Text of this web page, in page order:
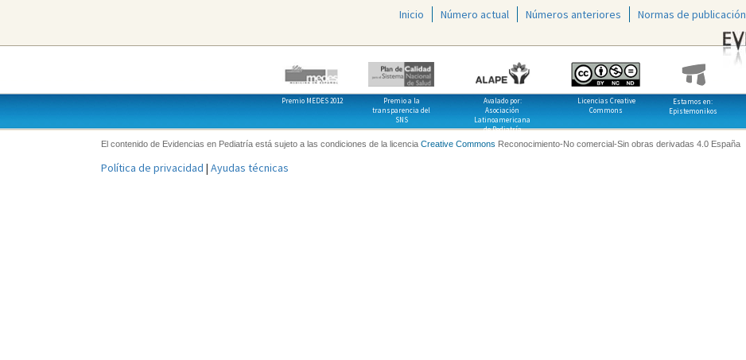
Inicio Número actual Números anteriores Normas de publicación
Premio MEDES 2012
Premio a la
transparencia del
SNS
Avalado por:
Asociación
Latinoamericana
de Pediatría
Licencias Creative
Commons
Estamos en:
Epistemonikos
El contenido de Evidencias en Pediatría está sujeto a las condiciones de la licencia Creative Commons Reconocimiento-No comercial-Sin obras derivadas 4.0 España
Política de privacidad | Ayudas técnicas